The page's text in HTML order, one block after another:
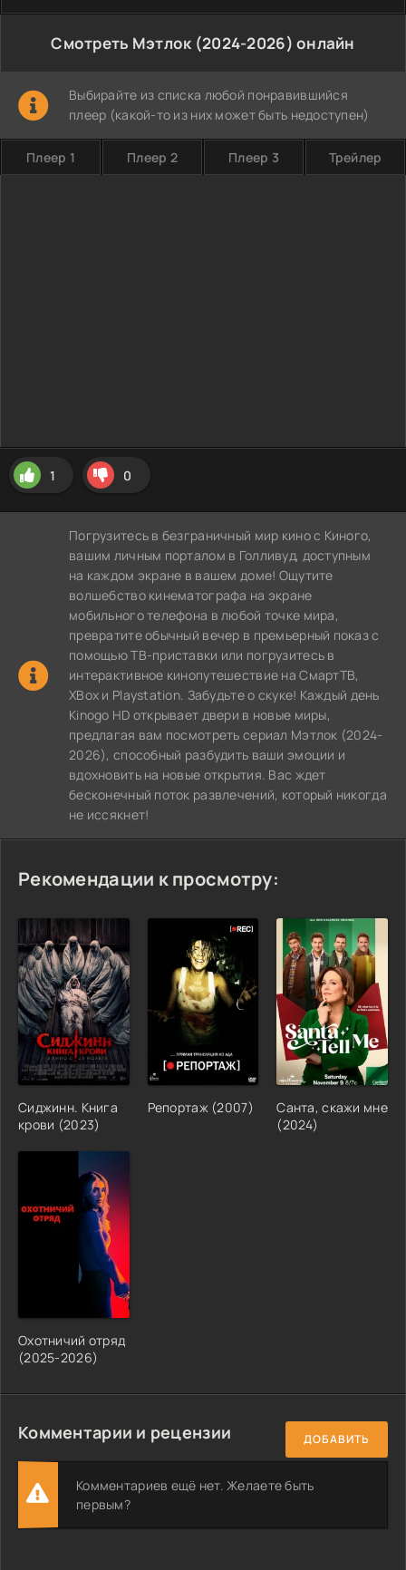
Смотреть Мэтлок (2024-2026) онлайн
Выбирайте из списка любой понравившийся
плеер (какой-то из них может быть недоступен)
Плеер 1 Плеер 2 Плеер 3 Трейлер
1 0
Погрузитесь в безграничный мир кино с Киного,
вашим личным порталом в Голливуд, доступным
на каждом экране в вашем доме! Ощутите
волшебство кинематографа на экране
мобильного телефона в любой точке мира,
превратите обычный вечер в премьерный показ с
помощью ТВ-приставки или погрузитесь в
интерактивное кинопутешествие на СмартТВ,
XBox и Playstation. Забудьте о скуке! Каждый день
Kinogo HD открывает двери в новые миры,
предлагая вам посмотреть сериал Мэтлок (2024-
2026), способный разбудить ваши эмоции и
вдохновить на новые открытия. Вас ждет
бесконечный поток развлечений, который никогда
не иссякнет!
Рекомендации к просмотру:
Сиджинн. Книга
крови (2023)
Репортаж (2007)
Санта, скажи мне
(2024)
Охотничий отряд
(2025-2026)
Комментарии и рецензии ДОБАВИТЬ
Комментариев ещё нет. Желаете быть
первым?